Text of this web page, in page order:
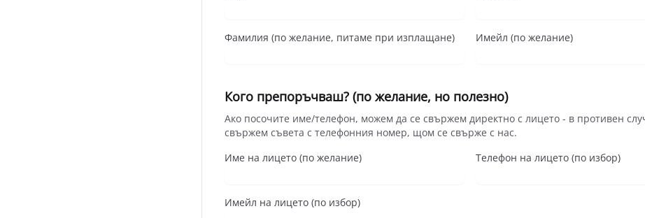
Фамилия (по желание, питаме при изплащане) Имейл (по желание)
Кого препоръчваш? (по желание, но полезно)
Ако посочите име/телефон, можем да се свържем директно с лицето - в противен
свържем съвета с телефонния номер, щом се свърже с нас.
Име на лицето (по желание)
Телефон на лицето (по избор)
Имейл на лицето (по избор)